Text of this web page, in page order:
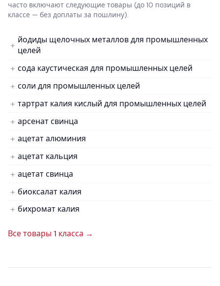
часто включают следующие товары (до 10 позиций в
классе — без доплаты за пошлину).
йодиды щелочных металлов для промышленных
целей
сода каустическая для промышленных целей
соли для промышленных целей
тартрат калия кислый для промышленных целей
арсенат свинца
ацетат алюминия
ацетат кальция
ацетат свинца
биоксалат калия
бихромат калия
Все товары 1 класса →